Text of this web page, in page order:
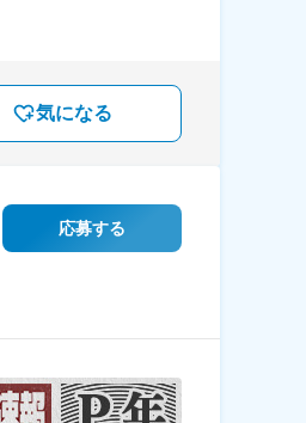
気になる
応募する